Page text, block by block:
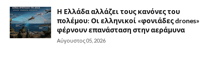
Η Ελλάδα αλλάζει τους κανόνες του
πολέμου: Οι ελληνικοί «φονιάδες drones»
φέρνουν επανάσταση στην αεράμυνα
Αύγουστος 05, 2026